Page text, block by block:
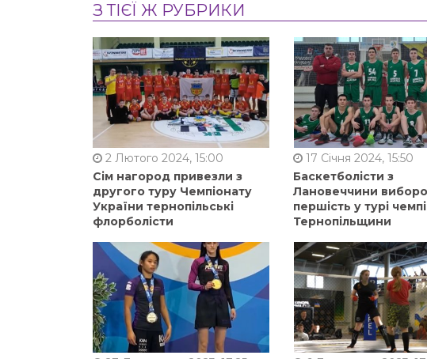
З ТІЄЇ Ж РУБРИКИ
2 Лютого 2024, 15:00
Сім нагород привезли з
другого туру Чемпіонату
України тернопільські
флорболісти
17 Січня 2024, 15:50
Баскетболісти з
Лановеччини
першість у турі
Тернопільщини